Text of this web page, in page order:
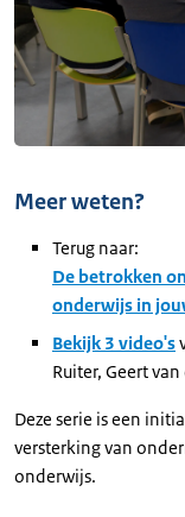
Meer weten?
Terug naar:
De betrokken
onderwijs in
Bekijk 3 video's
Ruiter, Geert
Deze serie is een
versterking van
onderwijs.